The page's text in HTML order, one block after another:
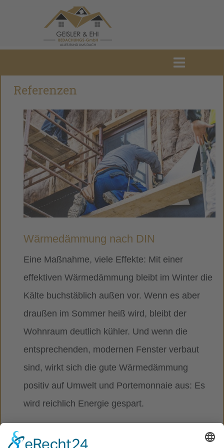
Referenzen
Wärmedämmung nach DIN
Eine Maßnahme, viele Effekte: Mit einer
effektiven Wärmedämmung bleibt im Winter die
Kälte buchstäblich außen vor. Wenn es aber
draußen im Sommer heiß wird, bleibt der
Wohnraum deutlich kühler. Und wenn die
entsprechenden, modernen Fenster verbaut
sind, wirkt sich die gute Wärmedämmung
positiv auf Umwelt und Portemonnaie aus: Es
wird reichlich Energie gespart.